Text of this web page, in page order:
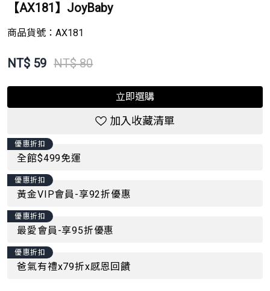
【AX181】JoyBaby
商品貨號：AX181
NT$ 59 NT$ 80
立即選購
加入收藏清單
優惠折扣
全館$499免運
優惠折扣
黃金VIP會員-享92折優惠
優惠折扣
最愛會員-享95折優惠
優惠折扣
爸氣有禮x79折x感恩回饋